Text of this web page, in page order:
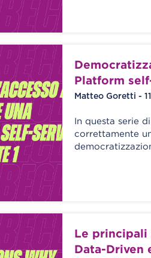
Platform
Matteo Goretti -
In questa serie
correttamente
Le
Data-Driven